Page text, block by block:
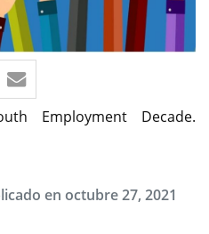
Employment Decade.
en octubre 27, 2021